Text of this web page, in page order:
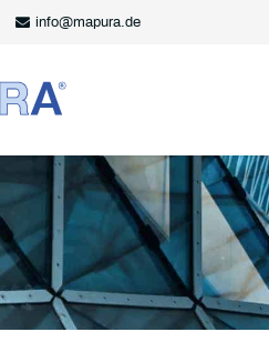
info@mapura.de